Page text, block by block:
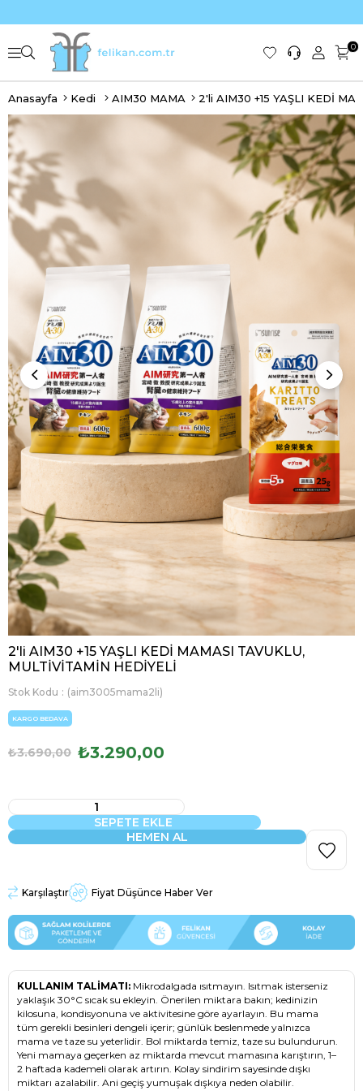
0
Anasayfa Kedi AIM30 MAMA
2'li AIM30 +15 YAŞLI KEDİ MAMASI TAVUKLU,
MULTİVİTAMİN HEDİYELİ
Stok Kodu (aim3005mama2li)
KARGO BEDAVA
₺3.690,00 ₺3.290,00
Karşılaştır Fiyat Düşünce Haber Ver
KULLANIM TALİMATI: Mikrodalgada ısıtmayın. Isıtmak isterseniz
yaklaşık 30°C sıcak su ekleyin. Önerilen miktara bakın; kedinizin
kilosuna, kondisyonuna ve aktivitesine göre ayarlayın. Bu mama
tüm gerekli besinleri dengeli içerir; günlük beslenmede yalnızca
mama ve taze su yeterlidir. Bol miktarda temiz, taze su bulundurun.
Yeni mamaya geçerken az miktarda mevcut mamasına karıştırın, 1–
2 haftada kademeli olarak artırın. Kolay sindirim sayesinde dışkı
miktarı azalabilir. Ani geçiş yumuşak dışkıya neden olabilir.